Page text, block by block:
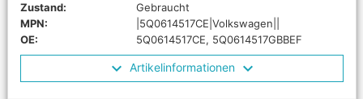
Zustand:
Gebraucht
MPN:
|5Q0614517CE|Volkswagen||
OE:
5Q0614517CE, 5Q0614517GBBEF
Artikelinformationen